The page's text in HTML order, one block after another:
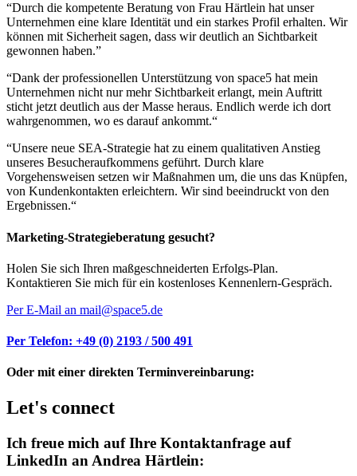
“Durch die kompetente Beratung von Frau Härtlein hat unser
Unternehmen eine klare Identität und ein starkes Profil erhalten. Wir
können mit Sicherheit sagen, dass wir deutlich an Sichtbarkeit
gewonnen haben.”
“Dank der professionellen Unterstützung von space5 hat mein
Unternehmen nicht nur mehr Sichtbarkeit erlangt, mein Auftritt
sticht jetzt deutlich aus der Masse heraus. Endlich werde ich dort
wahrgenommen, wo es darauf ankommt.“
“Unsere neue SEA-Strategie hat zu einem qualitativen Anstieg
unseres Besucheraufkommens geführt. Durch klare
Vorgehensweisen setzen wir Maßnahmen um, die uns das Knüpfen,
von Kundenkontakten erleichtern. Wir sind beeindruckt von den
Ergebnissen.“
Marketing-Strategieberatung gesucht?
Holen Sie sich Ihren maßgeschneiderten Erfolgs-Plan.
Kontaktieren Sie mich für ein kostenloses Kennenlern-Gespräch.
Per E-Mail an mail@space5.de
Per Telefon: +49 (0) 2193 / 500 491
Oder mit einer direkten Terminvereinbarung:
Let's connect
Ich freue mich auf Ihre Kontaktanfrage auf
LinkedIn an Andrea Härtlein: